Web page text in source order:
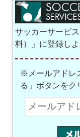
サッカーサービ
料）」に登録しよ
※メールアドレ
る」ボタンをク